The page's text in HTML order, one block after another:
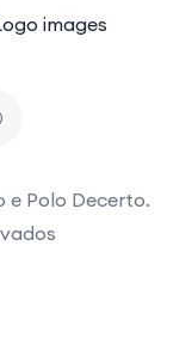
e Polo Decerto.